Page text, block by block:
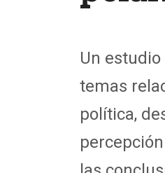
Un
temas
política,